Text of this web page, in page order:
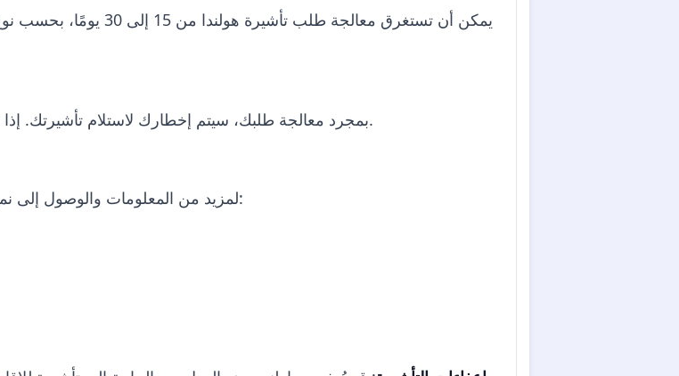
يمكن أن تستغرق معالجة
بمجرد معالجة طلبك، سيتم إخطارك لاستلام تأشيرتك. إذا تمت الموافقة، سيتم تثبيت التأشيرة على جواز سفرك.
لمزيد من المعلومات والوصول إلى نموذج طلب التأشيرة، قم بزيارة المواقع الرسمية التالية: